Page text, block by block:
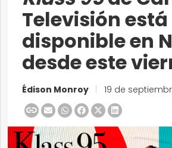
Televisión está
disponible en
desde este
Édison Monroy 19 de